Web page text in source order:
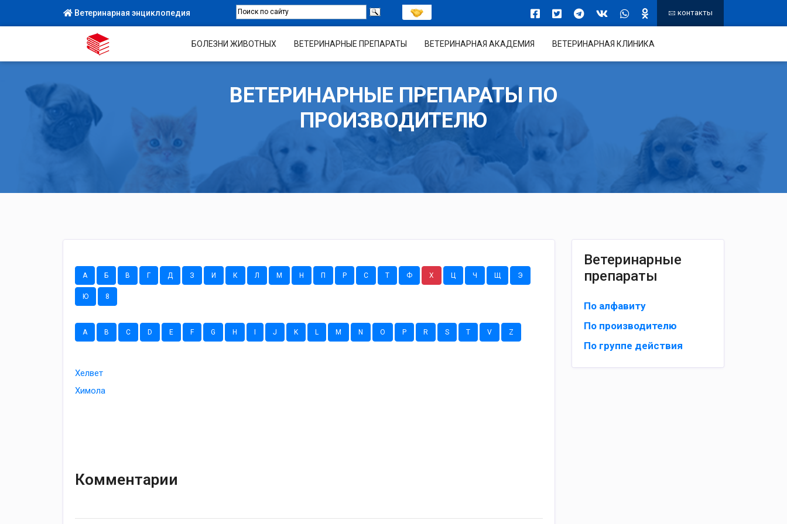
Ветеринарная энциклопедия контакты
БОЛЕЗНИ ЖИВОТНЫХ ВЕТЕРИНАРНЫЕ ПРЕПАРАТЫ ВЕТЕРИНАРНАЯ АКАДЕМИЯ ВЕТЕРИНАРНАЯ КЛИНИКА
ВЕТЕРИНАРНЫЕ ПРЕПАРАТЫ ПО
ПРОИЗВОДИТЕЛЮ
А Б В Г Д З И К Л М Н П Р С Т Ф Х Ц Ч Щ Э
Ю 8
A B C D E F G H J K L M N O P R S T V Z
Хелвет
Химола
Комментарии
Ветеринарные
препараты
По алфавиту
По производителю
По группе действия